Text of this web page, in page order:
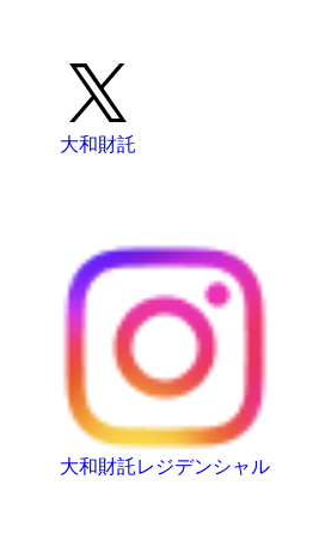
大和財託
大和財託レジデンシャル